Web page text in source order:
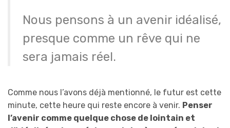
Nous pensons à un avenir idéalisé,
presque comme un rêve qui ne
sera jamais réel.
Comme nous l’avons déjà mentionné, le futur est cette
minute, cette heure qui reste encore à venir. Penser
l’avenir comme quelque chose de lointain et